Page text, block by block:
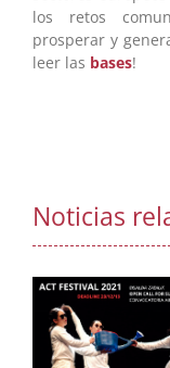
los retos
prosperar y
leer las bases!
Noticias